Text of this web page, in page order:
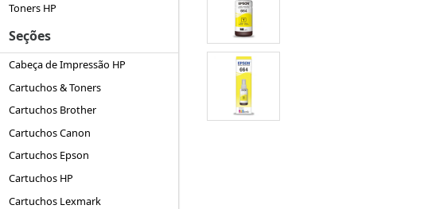
Toners HP
Seções
Cabeça de Impressão HP
Cartuchos & Toners
Cartuchos Brother
Cartuchos Canon
Cartuchos Epson
Cartuchos HP
Cartuchos Lexmark